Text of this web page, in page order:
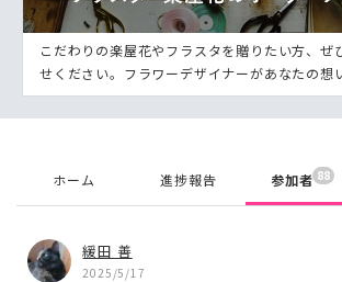
こだわりの楽屋花やフラスタを贈りたい方、ぜ
せください。フラワーデザイナーがあなたの想
ホーム 進捗報告 参加者 88
緩田 善
2025/5/17